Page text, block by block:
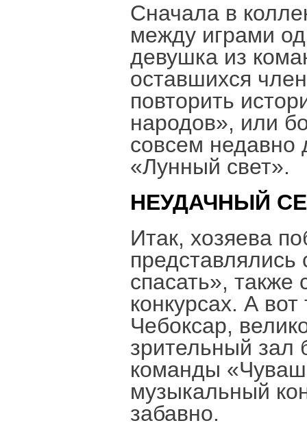
Сначала в
между играми
девушка из
оставшихся
повторить
народов», или
совсем недавно
«Лунный свет».
НЕУДАЧНЫЙ
Итак, хозяева
спасать», также
конкурсах. А
Чебоксар,
зрительный зал
команды
музыкальный
забавно.